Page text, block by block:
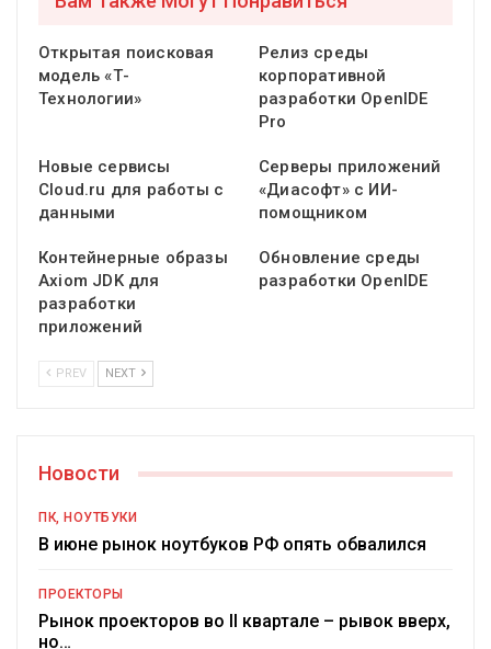
Открытая поисковая
модель «Т-
Технологии»
Релиз среды
корпоративной
разработки OpenIDE
Pro
Новые сервисы
Cloud.ru для работы с
данными
Серверы приложений
«Диасофт» с ИИ-
помощником
Контейнерные образы
Axiom JDK для
разработки
приложений
Обновление среды
разработки OpenIDE
PREV NEXT
Новости
ПК, НОУТБУКИ
В июне рынок ноутбуков РФ опять обвалился
ПРОЕКТОРЫ
Рынок проекторов во II квартале – рывок вверх,
но…